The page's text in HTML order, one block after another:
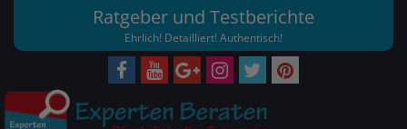
Ratgeber und Testberichte
Ehrlich! Detailliert! Authentisch!